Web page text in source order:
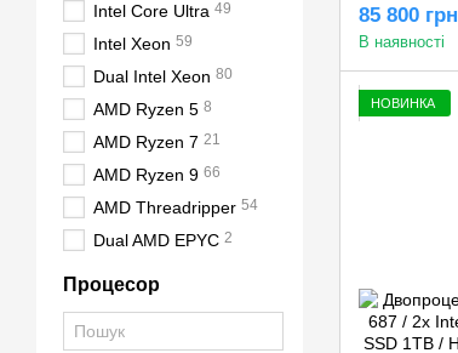
85 800 грн
В наявності
НОВИНКА
Intel Core Ultra 49
Intel Xeon 59
Dual Intel Xeon 80
AMD Ryzen 5 8
AMD Ryzen 7 21
AMD Ryzen 9 66
AMD Threadripper 54
Dual AMD EPYC 2
Процесор